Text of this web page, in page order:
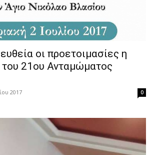
οι προετοιμασίες η
21ου Ανταμώματος
2017 0